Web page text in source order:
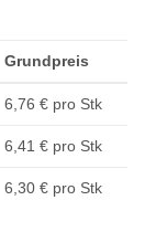
Grundpreis
6,76 € pro Stk
6,41 € pro Stk
6,30 € pro Stk